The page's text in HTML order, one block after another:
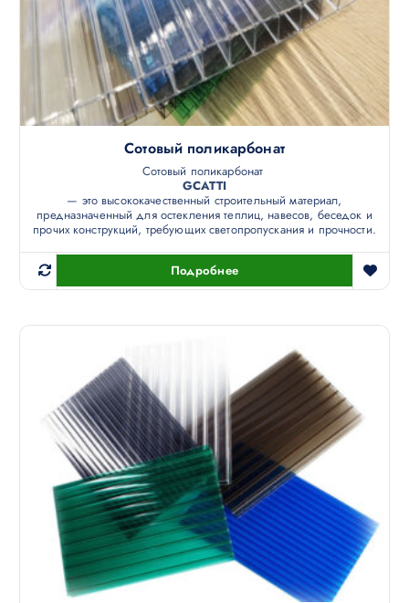
Сотовый поликарбонат
Сотовый поликарбонат
GCATTI
— это высококачественный строительный материал,
предназначенный для остекления теплиц, навесов, беседок и
прочих конструкций, требующих светопропускания и прочности.
Подробнее